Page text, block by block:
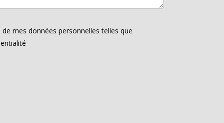
mes données personnelles telles que